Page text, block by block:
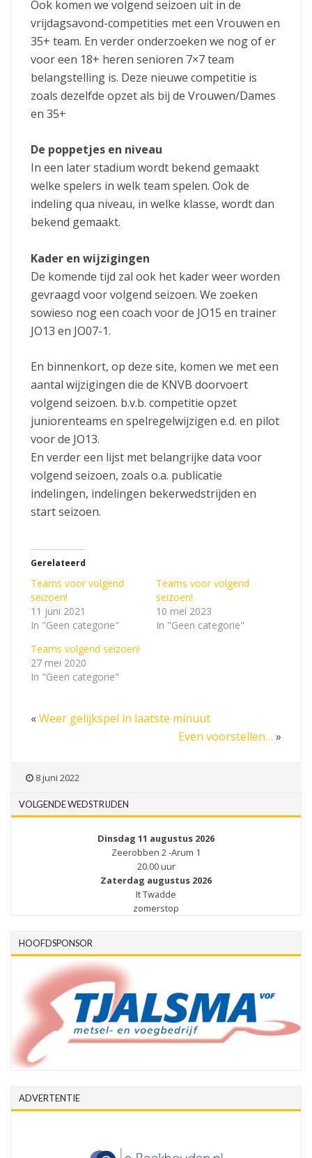
Ook komen we volgend seizoen uit in de
vrijdagsavond-competities met een Vrouwen en
35+ team. En verder onderzoeken we nog of er
voor een 18+ heren senioren 7×7 team
belangstelling is. Deze nieuwe competitie is
zoals dezelfde opzet als bij de Vrouwen/Dames
en 35+
De poppetjes en niveau
In een later stadium wordt bekend gemaakt
welke spelers in welk team spelen. Ook de
indeling qua niveau, in welke klasse, wordt dan
bekend gemaakt.
Kader en wijzigingen
De komende tijd zal ook het kader weer worden
gevraagd voor volgend seizoen. We zoeken
sowieso nog een coach voor de JO15 en trainer
JO13 en JO07-1.
En binnenkort, op deze site, komen we met een
aantal wijzigingen die de KNVB doorvoert
volgend seizoen. b.v.b. competitie opzet
juniorenteams en spelregelwijzigen e.d. en pilot
voor de JO13.
En verder een lijst met belangrijke data voor
volgend seizoen, zoals o.a. publicatie
indelingen, indelingen bekerwedstrijden en
start seizoen.
Gerelateerd
Teams voor volgend
seizoen!
11 juni 2021
In "Geen categorie"
Teams voor volgend
seizoen!
10 mei 2023
In "Geen categorie"
Teams volgend seizoen!
27 mei 2020
In "Geen categorie"
«Weer gelijkspel in laatste minuut
Even voorstellen… »
8 juni 2022
VOLGENDE WEDSTRIJDEN
Dinsdag 11 augustus 2026
Zeerobben 2 -Arum 1
20.00 uur
Zaterdag augustus 2026
It Twadde
zomerstop
HOOFDSPONSOR
ADVERTENTIE